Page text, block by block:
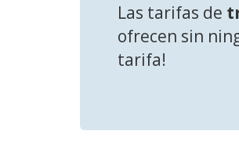
Las tarifas de
ofrecen sin
tarifa!